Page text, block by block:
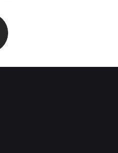
ト長谷川工作所創業100周年記念
区 フード＆防災フェスタ